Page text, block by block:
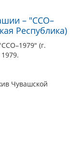
– "ССО–
Республика)
(г.
Чувашской